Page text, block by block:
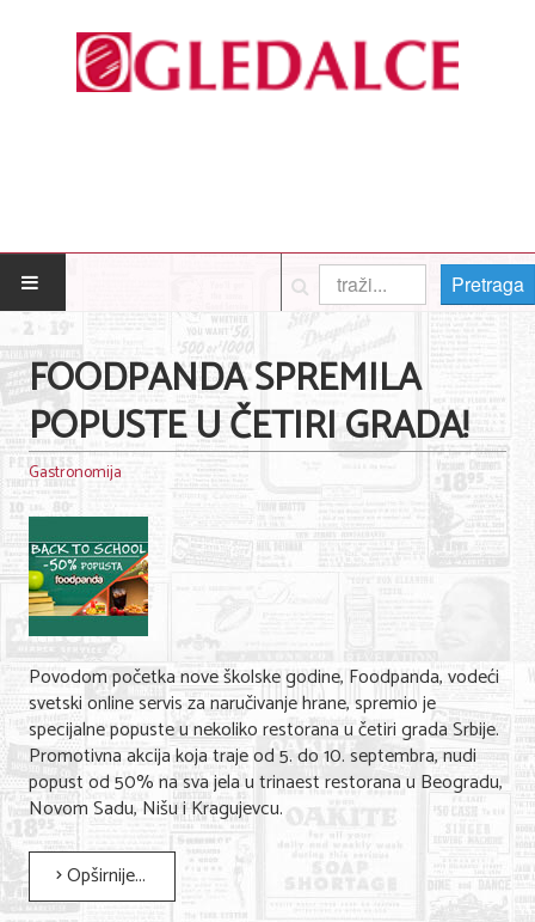
POČETNA
Posao
Usluge
Nega lica i tela
Shopping
Sve za venčanje
Sve za decu
Gastronomija
Kuća i bašta
Zdravlje i medicina
Sport i rekreacija
Hobi i razonoda
Pretraga
FOODPANDA SPREMILA
POPUSTE U ČETIRI GRADA!
Gastronomija
Povodom početka nove školske godine, Foodpanda, vodeći
svetski online servis za naručivanje hrane, spremio je
specijalne popuste u nekoliko restorana u četiri grada Srbije.
Promotivna akcija koja traje od 5. do 10. septembra, nudi
popust od 50% na sva jela u trinaest restorana u Beogradu,
Novom Sadu, Nišu i Kragujevcu.
Opširnije...